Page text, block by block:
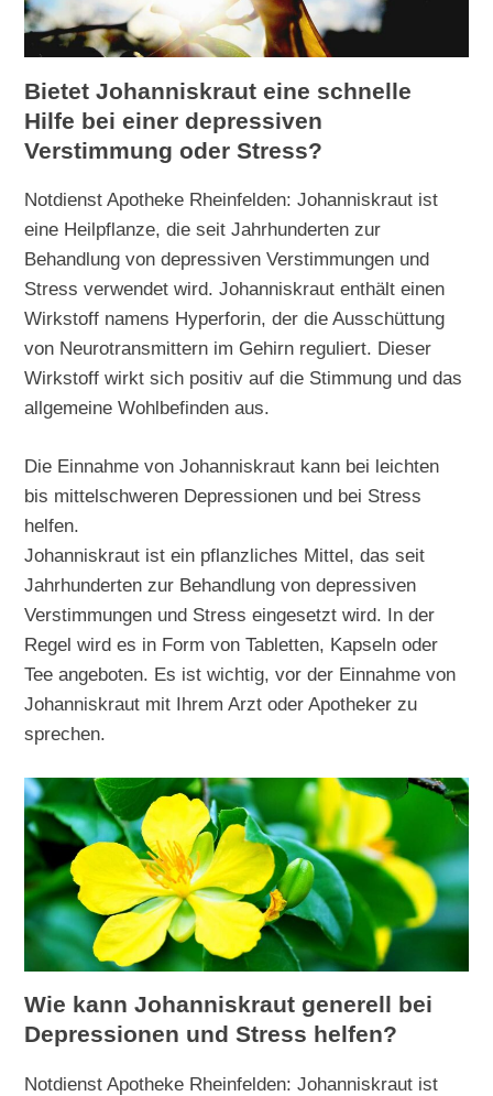
Bietet Johanniskraut eine schnelle
Hilfe bei einer depressiven
Verstimmung oder Stress?
Notdienst Apotheke Rheinfelden: Johanniskraut ist
eine Heilpflanze, die seit Jahrhunderten zur
Behandlung von depressiven Verstimmungen und
Stress verwendet wird. Johanniskraut enthält einen
Wirkstoff namens Hyperforin, der die Ausschüttung
von Neurotransmittern im Gehirn reguliert. Dieser
Wirkstoff wirkt sich positiv auf die Stimmung und das
allgemeine Wohlbefinden aus.
Die Einnahme von Johanniskraut kann bei leichten
bis mittelschweren Depressionen und bei Stress
helfen.
Johanniskraut ist ein pflanzliches Mittel, das seit
Jahrhunderten zur Behandlung von depressiven
Verstimmungen und Stress eingesetzt wird. In der
Regel wird es in Form von Tabletten, Kapseln oder
Tee angeboten. Es ist wichtig, vor der Einnahme von
Johanniskraut mit Ihrem Arzt oder Apotheker zu
sprechen.
Wie kann Johanniskraut generell bei
Depressionen und Stress helfen?
Notdienst Apotheke Rheinfelden: Johanniskraut ist